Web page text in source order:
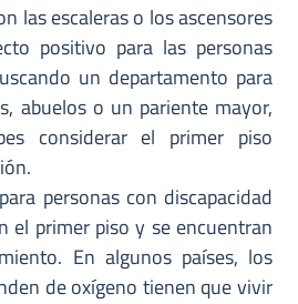
las escaleras o los ascensores
positivo para las personas
un departamento para
abuelos o un pariente mayor,
considerar el primer piso
personas con discapacidad
el primer piso y se encuentran
En algunos países, los
de oxígeno tienen que vivir